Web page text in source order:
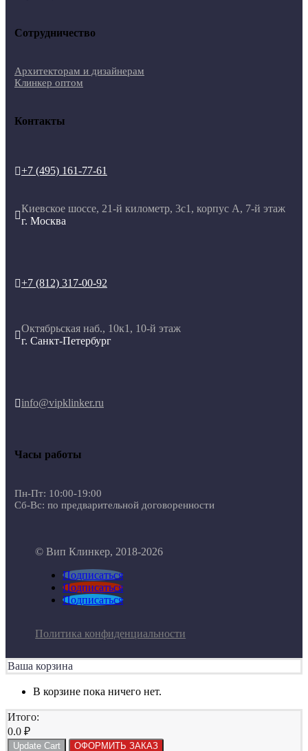
Сотрудничество
Архитекторам и дизайнерам
Клинкер оптом
Контакты
+7 (495) 161-77-61

Киевское шоссе, 21-й километр, 3с1, корпус А, 7-й этаж
г. Москва
+7 (812) 317-00-92

Октябрьская наб., 10к1, 10-й этаж
г. Санкт-Петербург
info@vipklinker.ru
Часы работы
Пн-Пт: 10:00-19:00
Сб-Вс: по предварительной договоренности
© Вип Клинкер, 2018-2026
Подписаться
Подписаться
Подписаться
Политика конфиденциальности
Ваша корзина
В корзине пока ничего нет.
Итого:
0.0 ₽
Update Cart ОФОРМИТЬ ЗАКАЗ